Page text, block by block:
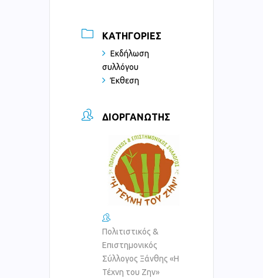
ΚΑΤΗΓΟΡΊΕΣ
Εκδήλωση
συλλόγου
Έκθεση
ΔΙΟΡΓΑΝΩΤΉΣ
Πολιτιστικός &
Επιστημονικός
Σύλλογος Ξάνθης «Η
Τέχνη του Ζην»